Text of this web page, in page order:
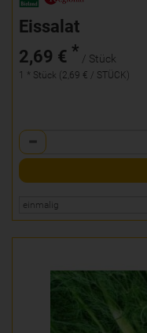
Eissalat
2,69 € * / Stück
1 * Stück (2,69 € / STÜCK)
Anzahl